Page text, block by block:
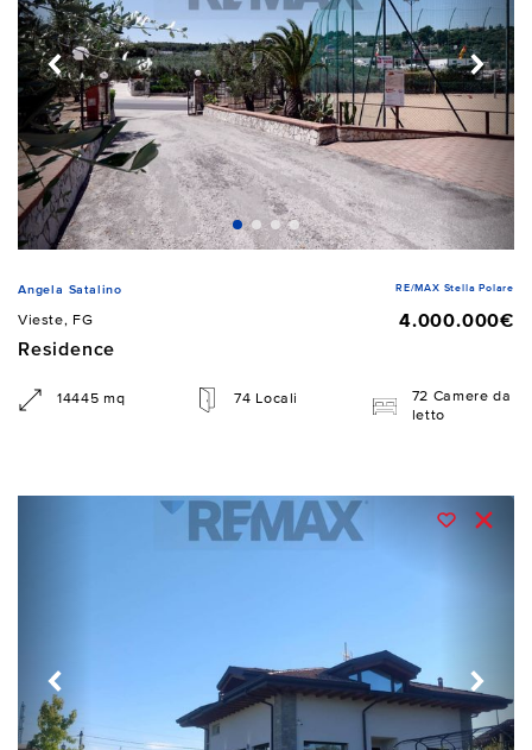
Angela Satalino RE/MAX Stella Polare
Vieste, FG
4.000.000€
Residence
14445 mq 74 Locali
72 Camere da
letto